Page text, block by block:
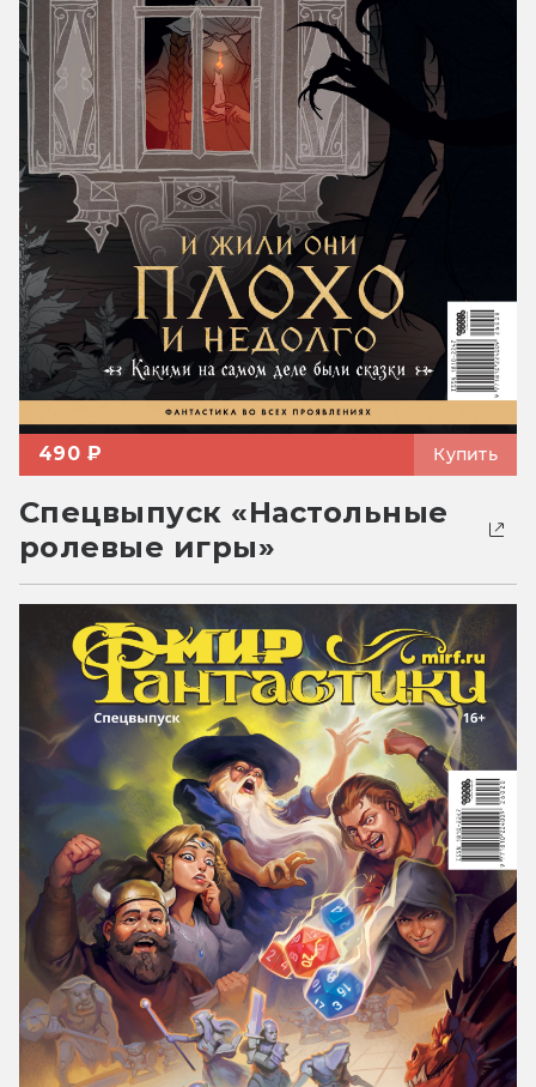
490 ₽ Купить
Спецвыпуск «Настольные
ролевые игры»